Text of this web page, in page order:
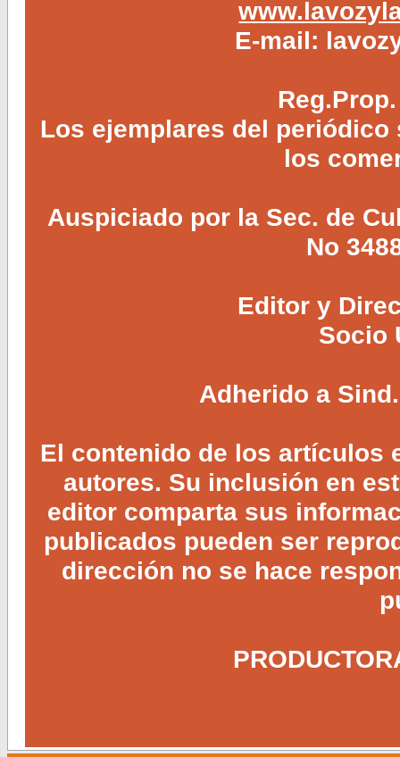
E-mail:
Los ejemplares del
los
Auspiciado por la Sec. de
No
Editor y
Socio
Adherido a
El contenido de los artículos
autores. Su inclusión en
editor comparta sus
publicados pueden ser
dirección no se hace